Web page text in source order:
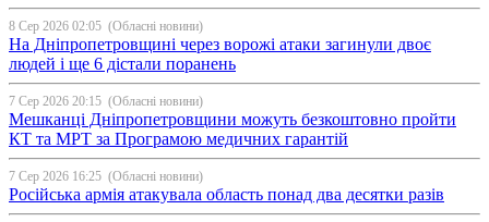
8 Сер 2026 02:05 (Обласні новини)
На Дніпропетровщині через ворожі атаки загинули двоє
людей і ще 6 дістали поранень
7 Сер 2026 20:15 (Обласні новини)
Мешканці Дніпропетровщини можуть безкоштовно пройти
КТ та МРТ за Програмою медичних гарантій
7 Сер 2026 16:25 (Обласні новини)
Російська армія атакувала область понад два десятки разів